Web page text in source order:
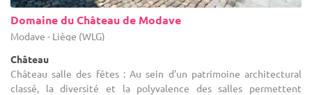
Domaine du Château de Modave
Modave - Liège (WLG)
Château
Château salle des fêtes : Au sein d'un patrimoine architectural
classé, la diversité et la polyvalence des salles permettent